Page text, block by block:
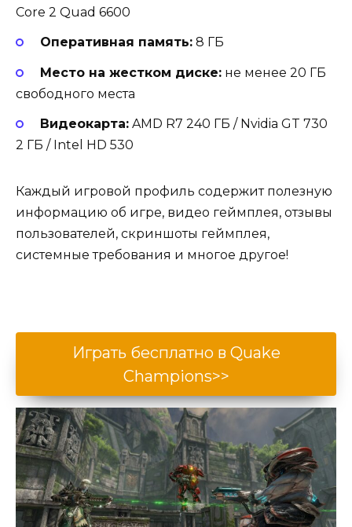
Core 2 Quad 6600
Оперативная память:8 ГБ
Место на жестком диске:не менее 20 ГБ
свободного места
Видеокарта:AMD R7 240 ГБ / Nvidia GT 730
2 ГБ / Intel HD 530
Каждый игровой профиль содержит полезную
информацию об игре, видео геймплея, отзывы
пользователей, скриншоты геймплея,
системные требования и многое другое!
Играть бесплатно в Quake
Champions>>